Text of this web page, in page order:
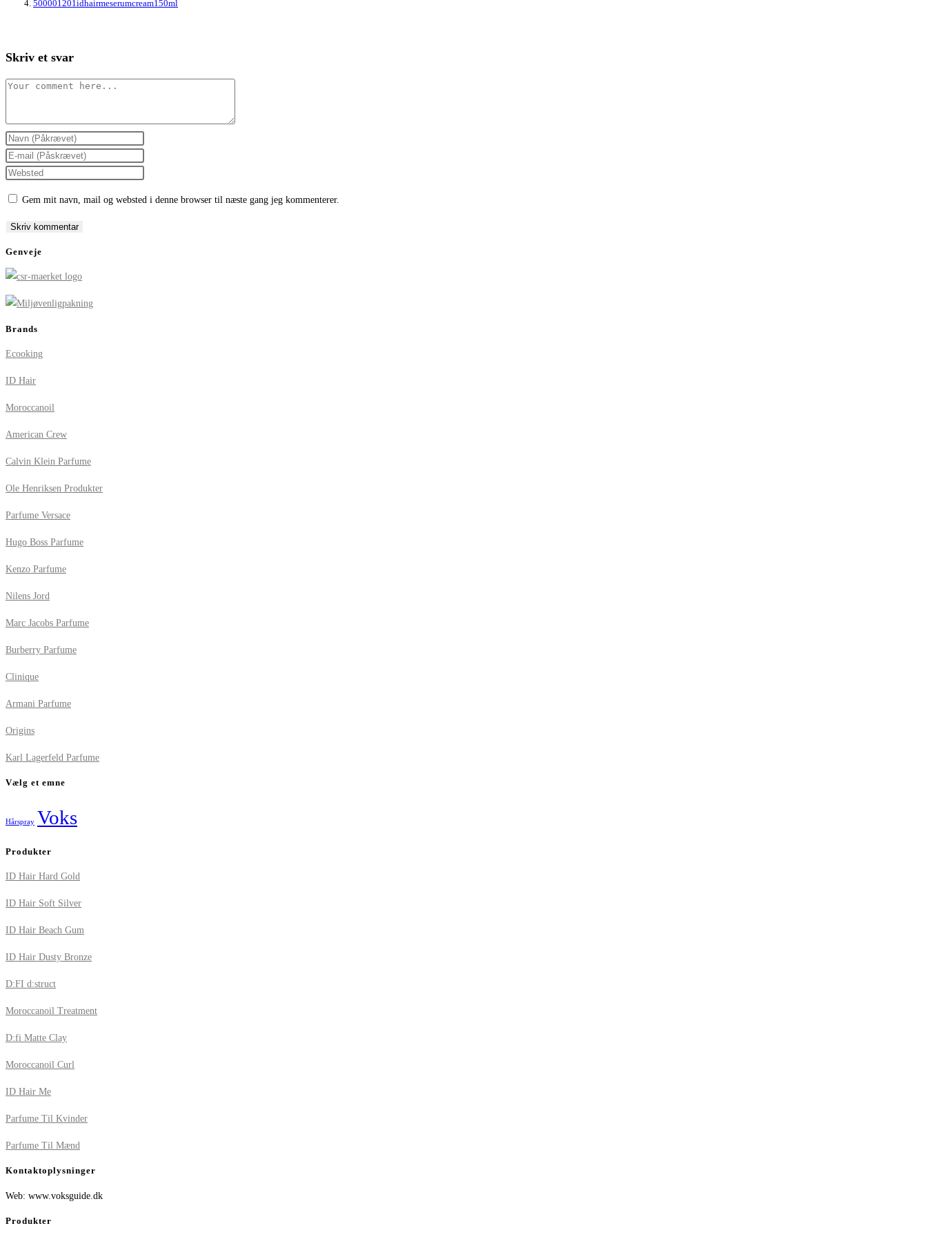
500001201idhairmeserumcream150ml
Skriv et svar
Comment
Enter
your
name
to
Enter
your
to
Enter
URL
Gem mit navn, mail og websted i denne browser til næste gang jeg kommenterer.
Genveje
Brands
Ecooking
ID Hair
Moroccanoil
American Crew
Calvin Klein Parfume
Ole Henriksen Produkter
Parfume Versace
Hugo Boss Parfume
Kenzo Parfume
Nilens Jord
Marc Jacobs Parfume
Burberry Parfume
Clinique
Armani Parfume
Origins
Karl Lagerfeld Parfume
Vælg et emne
Hårspray Voks
Produkter
ID Hair Hard Gold
ID Hair Soft Silver
ID Hair Beach Gum
ID Hair Dusty Bronze
D:FI d:struct
Moroccanoil Treatment
D:fi Matte Clay
Moroccanoil Curl
ID Hair Me
Parfume Til Kvinder
Parfume Til Mænd
Kontaktoplysninger
Web: www.voksguide.dk
Produkter